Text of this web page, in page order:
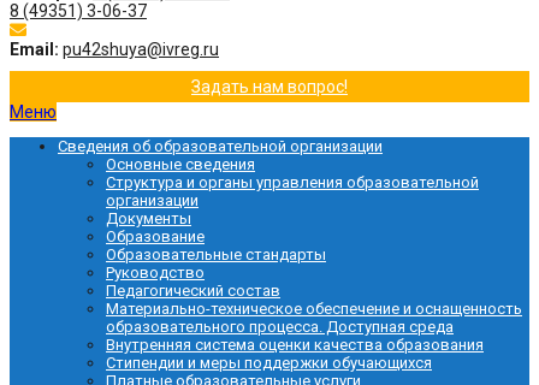
8 (49351) 3-06-37
Email: pu42shuya@ivreg.ru
Задать нам вопрос!
Меню
Сведения об образовательной организации
Основные сведения
Структура и органы управления образовательной
организации
Документы
Образование
Образовательные стандарты
Руководство
Педагогический состав
Материально-техническое обеспечение и оснащенность
образовательного процесса. Доступная среда
Внутренняя система оценки качества образования
Стипендии и меры поддержки обучающихся
Платные образовательные услуги